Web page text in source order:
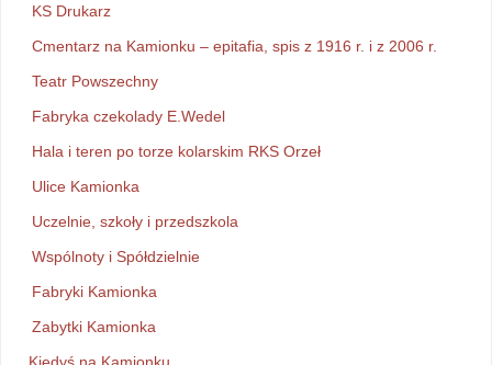
KS Drukarz
Cmentarz na Kamionku – epitafia, spis z 1916 r. i z 2006 r.
Teatr Powszechny
Fabryka czekolady E.Wedel
Hala i teren po torze kolarskim RKS Orzeł
Ulice Kamionka
Uczelnie, szkoły i przedszkola
Wspólnoty i Spółdzielnie
Fabryki Kamionka
Zabytki Kamionka